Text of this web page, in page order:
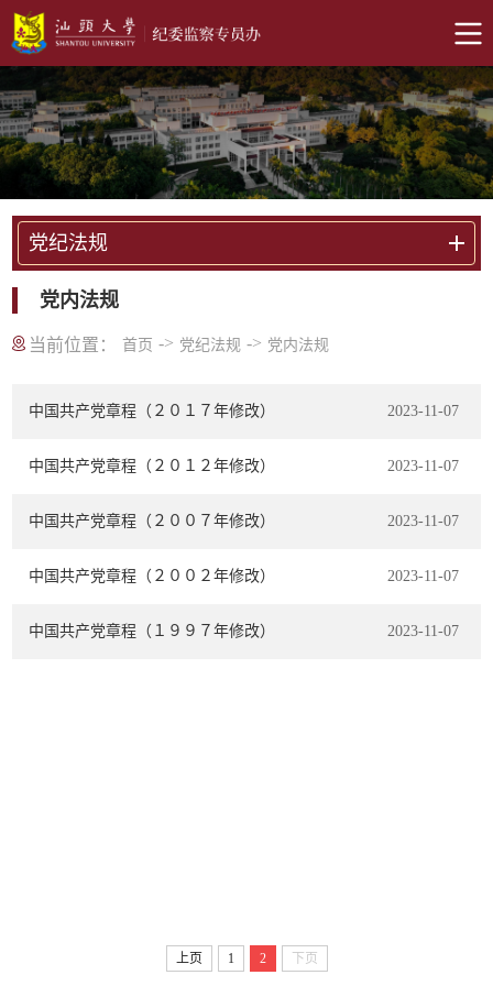
党纪法规
党内法规
当前位置： 首页 -> 党纪法规 -> 党内法规
中国共产党章程（２０１７年修改） 2023-11-07
中国共产党章程（２０１２年修改） 2023-11-07
中国共产党章程（２００７年修改） 2023-11-07
中国共产党章程（２００２年修改） 2023-11-07
中国共产党章程（１９９７年修改） 2023-11-07
上页 1 2 下页